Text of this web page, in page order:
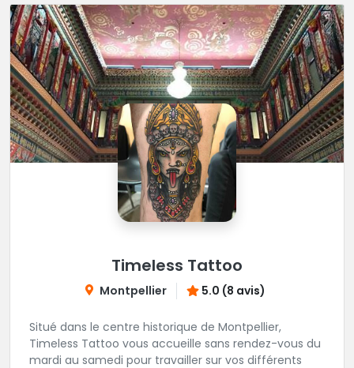
Timeless Tattoo
Montpellier 5.0 (8 avis)
Situé dans le centre historique de Montpellier,
Timeless Tattoo vous accueille sans rendez-vous du
mardi au samedi pour travailler sur vos différents